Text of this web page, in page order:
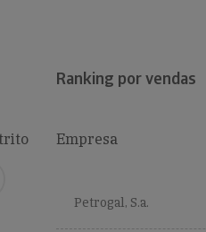
Ranking por vendas
Empresa
Petrogal, S.a.